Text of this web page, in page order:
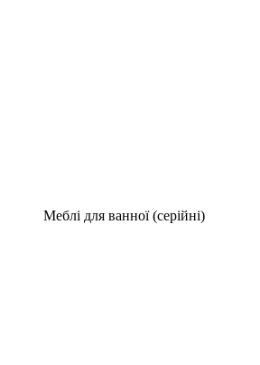
Меблі для ванної (серійні)